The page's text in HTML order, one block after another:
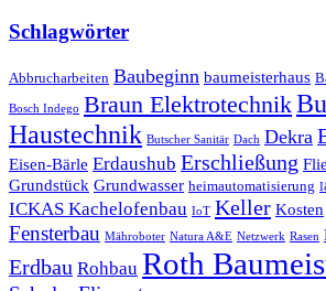
Schlagwörter
Abbrucharbeiten Baubeginn baumeisterhaus
Bosch Indego Braun Elektrotechnik
Haustechnik Butscher Sanitär Dach Dekra
Eisen-Bärle Erdaushub Erschließung
Grundstück Grundwasser heimautomatisierung
ICKAS Kachelofenbau IoT Keller Kosten
Fensterbau Mähroboter Natura A&E Netzwerk Rasen
Erdbau Rohbau Roth